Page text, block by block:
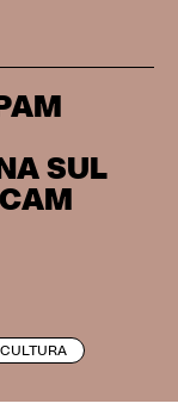
SUL
CULTURA